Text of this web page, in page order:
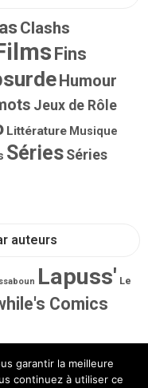
Clashs
Fins
Humour
Jeux de Rôle
Littérature Musique
Séries Séries
auteurs
Lapuss' Le
Comics
garantir la meilleure
continuez à utiliser ce